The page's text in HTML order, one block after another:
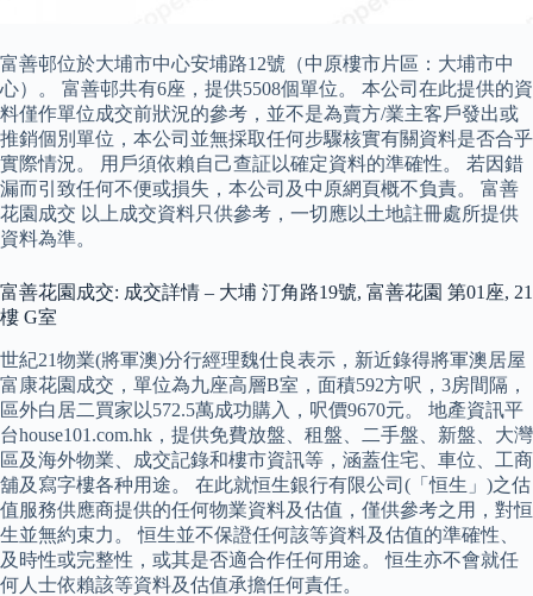
富善邨位於大埔市中心安埔路12號（中原樓市片區：大埔市中
心）。 富善邨共有6座，提供5508個單位。 本公司在此提供的資
料僅作單位成交前狀況的參考，並不是為賣方/業主客戶發出或
推銷個別單位，本公司並無採取任何步驟核實有關資料是否合乎
實際情況。 用戶須依賴自己查証以確定資料的準確性。 若因錯
漏而引致任何不便或損失，本公司及中原網頁概不負責。 富善
花園成交 以上成交資料只供參考，一切應以土地註冊處所提供
資料為準。
富善花園成交: 成交詳情 – 大埔 汀角路19號, 富善花園 第01座, 21
樓 G室
世紀21物業(將軍澳)分行經理魏仕良表示，新近錄得將軍澳居屋
富康花園成交，單位為九座高層B室，面積592方呎，3房間隔，
區外白居二買家以572.5萬成功購入，呎價9670元。 地產資訊平
台house101.com.hk，提供免費放盤、租盤、二手盤、新盤、大灣
區及海外物業、成交記錄和樓市資訊等，涵蓋住宅、車位、工商
舖及寫字樓各种用途。 在此就恒生銀行有限公司(「恒生」)之估
值服務供應商提供的任何物業資料及估值，僅供參考之用，對恒
生並無約束力。 恒生並不保證任何該等資料及估值的準確性、
及時性或完整性，或其是否適合作任何用途。 恒生亦不會就任
何人士依賴該等資料及估值承擔任何責任。